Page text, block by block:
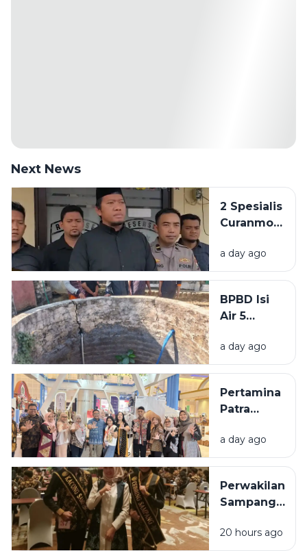
Next News
2 Spesialis
Curanmor
Bangkalan
Diringkus
Beraksi di
11 TKP
a day ago
BPBD Isi
Air 5
Warga
Sumenep
Kering
a day ago
Pertamina
Patra
Bawa 5
UMKM
Tampil di
Surabaya
2026
a day ago
Perwakilan
Sampang
Masuk 10
20 hours ago